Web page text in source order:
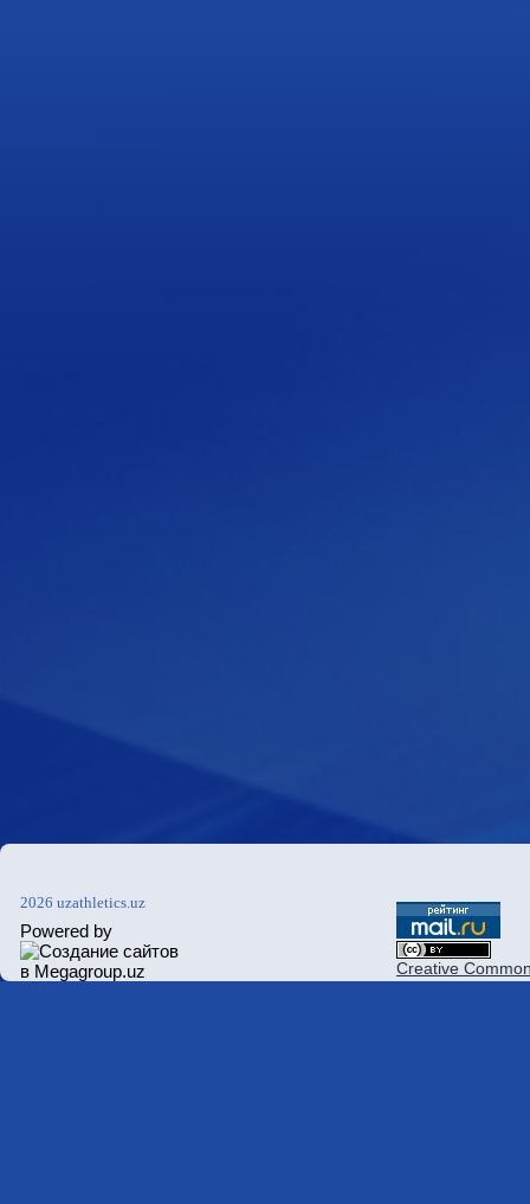
2026 uzathletics.uz
Powered by
Creative